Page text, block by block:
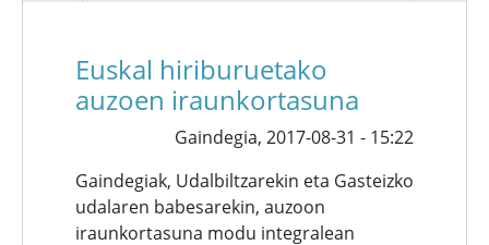
Euskal hiriburuetako
auzoen iraunkortasuna
Gaindegia, 2017-08-31 - 15:22
Gaindegiak, Udalbiltzarekin eta Gasteizko
udalaren babesarekin, auzoon
iraunkortasuna modu integralean